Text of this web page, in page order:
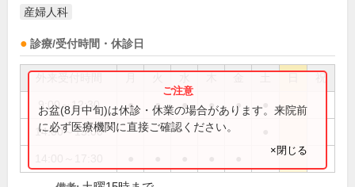
産婦人科
診療/受付時間・休診日
祝
9:00～12:30 ● ● ● ● ●
14:00～15:00
お盆(8月中旬)は休診・休業の場合があります。来院前
に必ず医療機関に直接ご確認ください。
×閉じる